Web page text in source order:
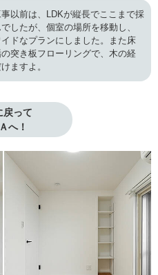
以前は、LDKが縦長でここまで採
したが、個室の場所を移動し、
ドなプランにしました。また床
突き板フローリングで、木の経
ますよ。
戻って
へ！